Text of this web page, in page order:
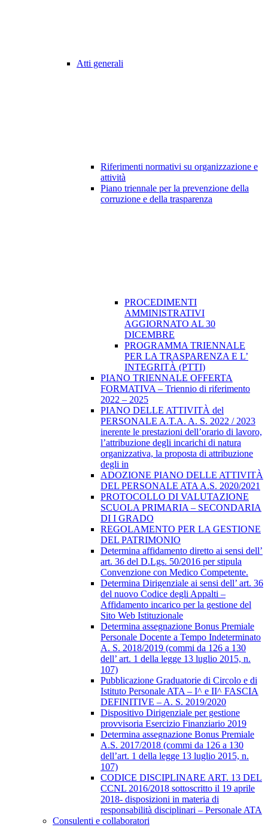
Atti generali
Riferimenti normativi su organizzazione e
attività
Piano triennale per la prevenzione della
corruzione e della trasparenza
PROCEDIMENTI
AMMINISTRATIVI
AGGIORNATO AL 30
DICEMBRE
PROGRAMMA TRIENNALE
PER LA TRASPARENZA E L’
INTEGRITÀ (PTTI)
PIANO TRIENNALE OFFERTA
FORMATIVA – Triennio di riferimento
2022 – 2025
PIANO DELLE ATTIVITÀ del
PERSONALE A.T.A. A. S. 2022 / 2023
inerente le prestazioni dell’orario di lavoro,
l’attribuzione degli incarichi di natura
organizzativa, la proposta di attribuzione
degli in
ADOZIONE PIANO DELLE ATTIVITÀ
DEL PERSONALE ATA A.S. 2020/2021
PROTOCOLLO DI VALUTAZIONE
SCUOLA PRIMARIA – SECONDARIA
DI I GRADO
REGOLAMENTO PER LA GESTIONE
DEL PATRIMONIO
Determina affidamento diretto ai sensi dell’
art. 36 del D.Lgs. 50/2016 per stipula
Convenzione con Medico Competente.
Determina Dirigenziale ai sensi dell’ art. 36
del nuovo Codice degli Appalti –
Affidamento incarico per la gestione del
Sito Web Istituzionale
Determina assegnazione Bonus Premiale
Personale Docente a Tempo Indeterminato
A. S. 2018/2019 (commi da 126 a 130
dell’ art. 1 della legge 13 luglio 2015, n.
107)
Pubblicazione Graduatorie di Circolo e di
Istituto Personale ATA – I^ e II^ FASCIA
DEFINITIVE – A. S. 2019/2020
Dispositivo Dirigenziale per gestione
provvisoria Esercizio Finanziario 2019
Determina assegnazione Bonus Premiale
A.S. 2017/2018 (commi da 126 a 130
dell’art. 1 della legge 13 luglio 2015, n.
107)
CODICE DISCIPLINARE ART. 13 DEL
CCNL 2016/2018 sottoscritto il 19 aprile
2018- disposizioni in materia di
responsabilità disciplinari – Personale ATA
Consulenti e collaboratori